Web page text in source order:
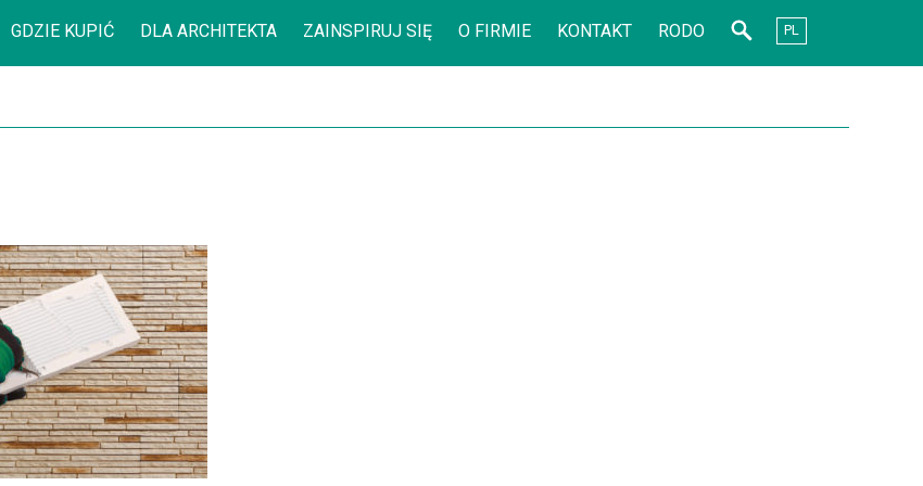
PL
GDZIE KUPIĆ DLA ARCHITEKTA ZAINSPIRUJ SIĘ O FIRMIE KONTAKT RODO